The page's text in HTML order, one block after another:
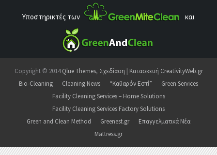
Υποστηρικτές των και
Copyright © 2014Qlue Themes, Σχεδίαση | Κατασκευή CreativityWeb.gr
Bio-Cleaning
Cleaning News “Καθαρόν Εστί”
Green Services
Facility Cleaning Services – Home Solutions
Facility Cleaning Services Factory Solutions
Green and Clean Method
Greenest.gr
Επαγγελματικά Νέα
Mattress.gr